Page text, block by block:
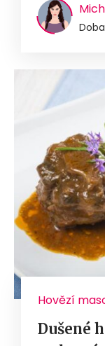
Hovězí
Dušené